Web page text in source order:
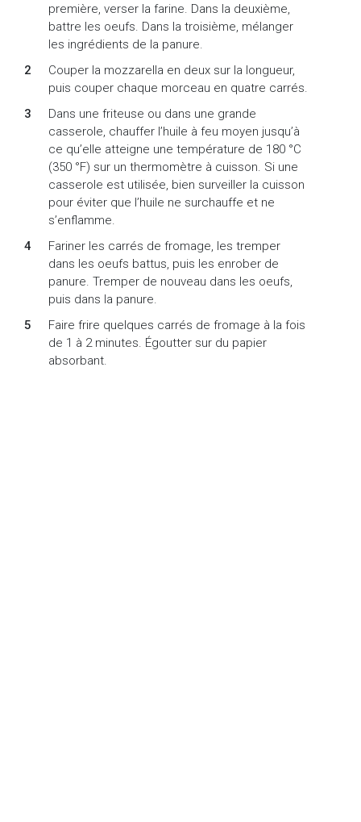
première, verser la farine. Dans la deuxième,
battre les oeufs. Dans la troisième, mélanger
les ingrédients de la panure.
Couper la mozzarella en deux sur la longueur,
puis couper chaque morceau en quatre carrés.
Dans une friteuse ou dans une grande
casserole, chauffer l’huile à feu moyen jusqu’à
ce qu’elle atteigne une température de 180 °C
(350 °F) sur un thermomètre à cuisson. Si une
casserole est utilisée, bien surveiller la cuisson
pour éviter que l’huile ne surchauffe et ne
s’enflamme.
Fariner les carrés de fromage, les tremper
dans les oeufs battus, puis les enrober de
panure. Tremper de nouveau dans les oeufs,
puis dans la panure.
Faire frire quelques carrés de fromage à la fois
de 1 à 2 minutes. Égoutter sur du papier
absorbant.